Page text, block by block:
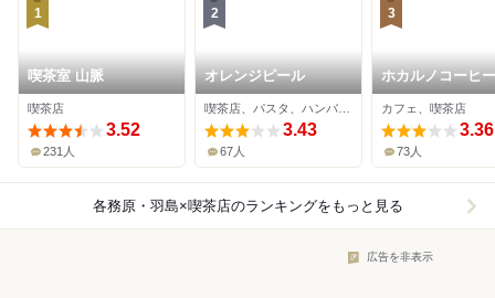
1
喫茶室 山脈
喫茶店
3.52
231人
2
オレンジピール
3.43
67人
3
ホカルノコーヒー
カフェ、喫茶店
3.36
73人
各務原・羽島×喫茶店のランキングをもっと見る
広告を非表示